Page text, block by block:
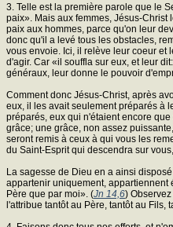
3. Telle est la première parole que le
paix». Mais aux femmes, Jésus-
paix aux hommes, parce qu'on leur
donc qu'il a levé tous les obstacles,
vous envoie. Ici, il relève leur coeur et
d'agir. Car «il souffla sur eux, et leur
généraux, leur donne le pouvoir
Comment donc Jésus-Christ, après
eux, il les avait seulement préparés à
préparés, eux qui n'étaient encore
grâce; une grâce, non assez
seront remis à ceux à qui vous les
du Saint-Esprit qui descendra sur
La sagesse de Dieu en a ainsi
appartenir uniquement, appartiennent
Père que par moi». (Jn 14,6)
l'attribue tantôt au Père, tantôt au Fils,